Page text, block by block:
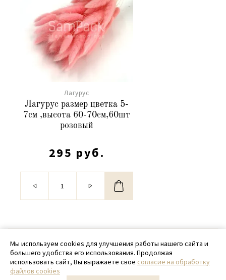
Лагурус
Лагурус размер цветка 5-
7см ,высота 60-70см,60шт
розовый
295 руб.
© 2020 - 2026 SamPack
+ 7 (918) 699-97-87
zakaz@sampack.store
Мы используем cookies для улучшения работы нашего сайта и
большего удобства его использования. Продолжая
использовать сайт, Вы выражаете своё согласие на обработку
файлов cookies